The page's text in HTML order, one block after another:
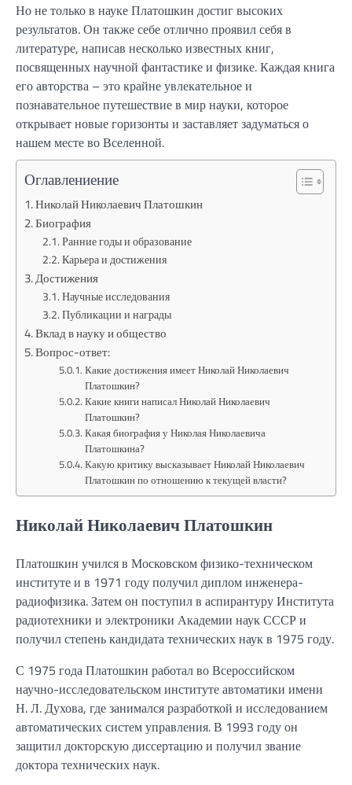
Но не только в науке Платошкин достиг высоких
результатов. Он также себе отлично проявил себя в
литературе, написав несколько известных книг,
посвященных научной фантастике и физике. Каждая книга
его авторства – это крайне увлекательное и
познавательное путешествие в мир науки, которое
открывает новые горизонты и заставляет задуматься о
нашем месте во Вселенной.
Оглавлениение
Николай Николаевич Платошкин
Биография
Ранние годы и образование
Карьера и достижения
Достижения
Научные исследования
Публикации и награды
Вклад в науку и общество
Вопрос-ответ:
Какие достижения имеет Николай Николаевич
Платошкин?
Какие книги написал Николай Николаевич
Платошкин?
Какая биография у Николая Николаевича
Платошкина?
Какую критику высказывает Николай Николаевич
Платошкин по отношению к текущей власти?
Николай Николаевич Платошкин
Платошкин учился в Московском физико-техническом
институте и в 1971 году получил диплом инженера-
радиофизика. Затем он поступил в аспирантуру Института
радиотехники и электроники Академии наук СССР и
получил степень кандидата технических наук в 1975 году.
С 1975 года Платошкин работал во Всероссийском
научно-исследовательском институте автоматики имени
Н. Л. Духова, где занимался разработкой и исследованием
автоматических систем управления. В 1993 году он
защитил докторскую диссертацию и получил звание
доктора технических наук.